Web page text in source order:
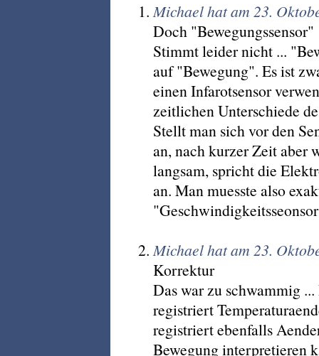
Michael hat am 23.
Doch "Bewegungssensor"
Stimmt leider nicht ...
auf "Bewegung". Es ist
einen Infarotsensor
zeitlichen Unterschiede
Stellt man sich vor den
an, nach kurzer Zeit aber
langsam, spricht die
an. Man muesste also
Michael hat am 23.
Korrektur
Das war zu schwammig
registriert
registriert ebenfalls
Bewegung interpretieren